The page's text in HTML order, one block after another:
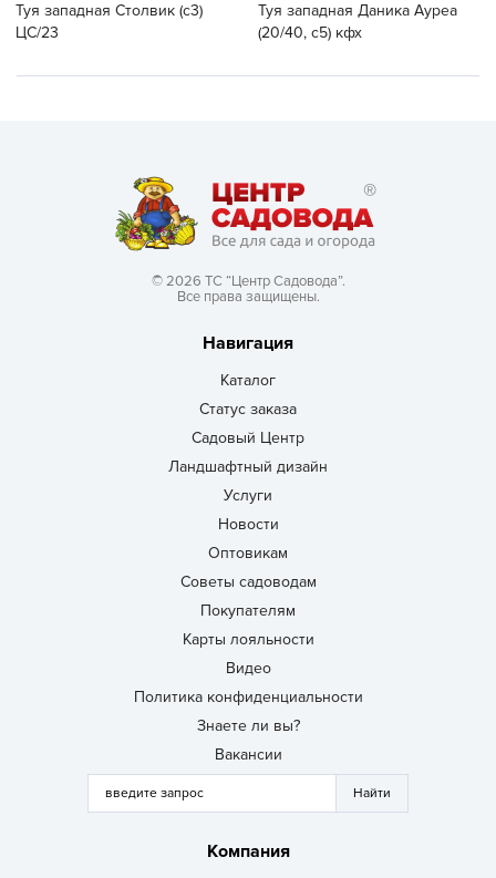
Туя западная Столвик (с3)
ЦС/23
Туя западная Даника Ауреа
(20/40, с5) кфх
© 2026 ТС “Центр Садовода”.
Все права защищены.
Навигация
Каталог
Статус заказа
Садовый Центр
Ландшафтный дизайн
Услуги
Новости
Оптовикам
Советы садоводам
Покупателям
Карты лояльности
Видео
Политика конфиденциальности
Знаете ли вы?
Вакансии
Компания